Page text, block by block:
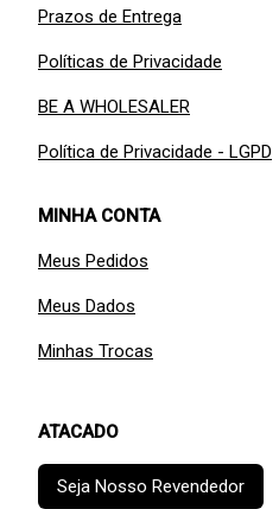
Prazos de Entrega
Políticas de Privacidade
BE A WHOLESALER
Política de Privacidade - LGPD
MINHA CONTA
Meus Pedidos
Meus Dados
Minhas Trocas
ATACADO
Seja Nosso Revendedor